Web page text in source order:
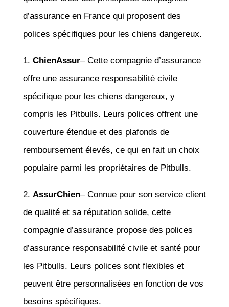
d’assurance en France qui proposent des
polices spécifiques pour les chiens dangereux.
1. ChienAssur– Cette compagnie d’assurance
offre une assurance responsabilité civile
spécifique pour les chiens dangereux, y
compris les Pitbulls. Leurs polices offrent une
couverture étendue et des plafonds de
remboursement élevés, ce qui en fait un choix
populaire parmi les propriétaires de Pitbulls.
2. AssurChien– Connue pour son service client
de qualité et sa réputation solide, cette
compagnie d’assurance propose des polices
d’assurance responsabilité civile et santé pour
les Pitbulls. Leurs polices sont flexibles et
peuvent être personnalisées en fonction de vos
besoins spécifiques.